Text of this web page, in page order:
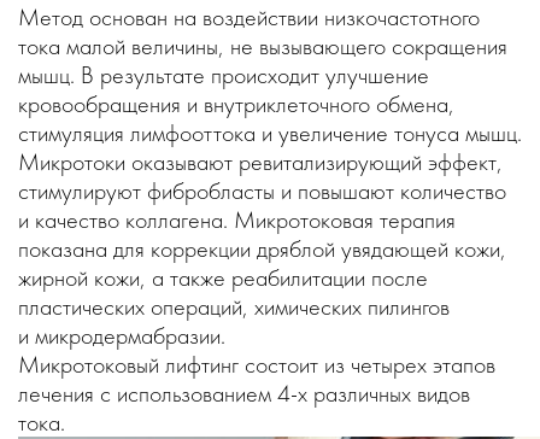
Метод основан на воздействии низкочастотного
тока малой величины, не вызывающего сокращения
мышц. В результате происходит улучшение
кровообращения и внутриклеточного обмена,
стимуляция лимфооттока и увеличение тонуса мышц.
Микротоки оказывают ревитализирующий эффект,
стимулируют фибробласты и повышают количество
и качество коллагена. Микротоковая терапия
показана для коррекции дряблой увядающей кожи,
жирной кожи, а также реабилитации после
пластических операций, химических пилингов
и микродермабразии.
Микротоковый лифтинг состоит из четырех этапов
лечения с использованием4-х различных видов
тока.